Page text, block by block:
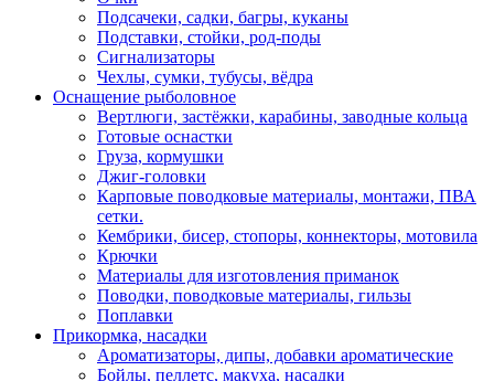
Подсачеки, садки, багры, куканы
Подставки, стойки, род-поды
Сигнализаторы
Чехлы, сумки, тубусы, вёдра
Оснащение рыболовное
Вертлюги, застёжки, карабины, заводные кольца
Готовые оснастки
Груза, кормушки
Джиг-головки
Карповые поводковые материалы, монтажи, ПВА
сетки.
Кембрики, бисер, стопоры, коннекторы, мотовила
Крючки
Материалы для изготовления приманок
Поводки, поводковые материалы, гильзы
Поплавки
Прикормка, насадки
Ароматизаторы, дипы, добавки ароматические
Бойлы, пеллетс, макуха, насадки